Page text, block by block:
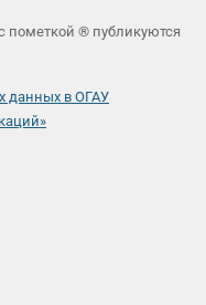
пометкой ® публикуются
данных в ОГАУ